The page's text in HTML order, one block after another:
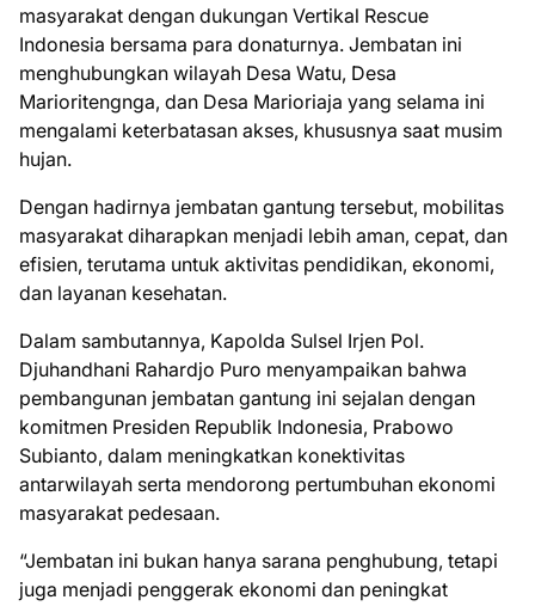
masyarakat dengan dukungan Vertikal Rescue
Indonesia bersama para donaturnya. Jembatan ini
menghubungkan wilayah Desa Watu, Desa
Marioritengnga, dan Desa Marioriaja yang selama ini
mengalami keterbatasan akses, khususnya saat musim
hujan.
Dengan hadirnya jembatan gantung tersebut, mobilitas
masyarakat diharapkan menjadi lebih aman, cepat, dan
efisien, terutama untuk aktivitas pendidikan, ekonomi,
dan layanan kesehatan.
Dalam sambutannya, Kapolda Sulsel Irjen Pol.
Djuhandhani Rahardjo Puro menyampaikan bahwa
pembangunan jembatan gantung ini sejalan dengan
komitmen Presiden Republik Indonesia, Prabowo
Subianto, dalam meningkatkan konektivitas
antarwilayah serta mendorong pertumbuhan ekonomi
masyarakat pedesaan.
“Jembatan ini bukan hanya sarana penghubung, tetapi
juga menjadi penggerak ekonomi dan peningkat